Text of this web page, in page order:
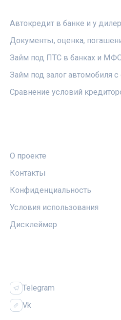
Автокредит в банке и у
Документы, оценка,
Займ под ПТС в банках и
Займ под залог автомобиля
Сравнение условий
О проекте
Контакты
Конфиденциальность
Условия использования
Дисклеймер
Telegram
Vk